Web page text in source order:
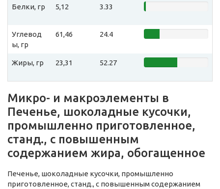
Белки, гр 5,12 3.33
Углевод
ы, гр
61,46 24.4
Жиры, гр 23,31 52.27
Микро- и макроэлементы в
Печенье, шоколадные кусочки,
промышленно приготовленное,
станд., с повышенным
содержанием жира, обогащенное
Печенье, шоколадные кусочки, промышленно
приготовленное, станд., с повышенным содержанием